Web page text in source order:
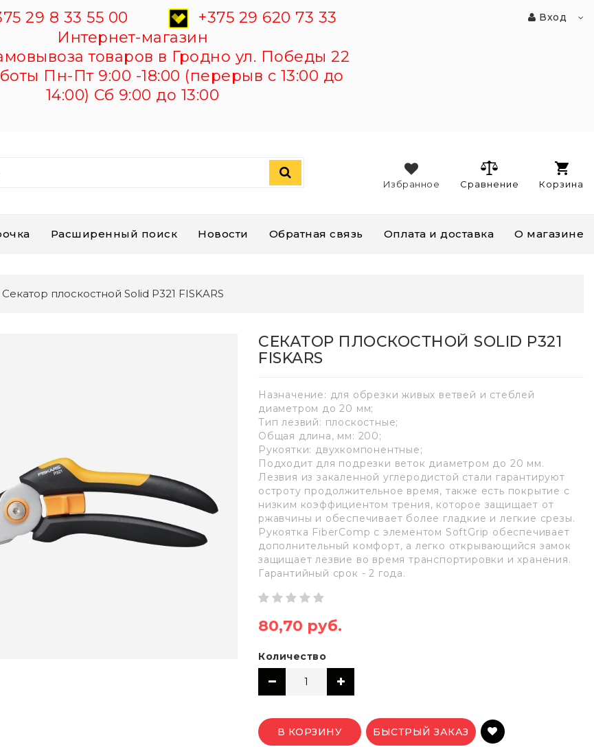
29 8 33 55 00
+375 29 620 73 33
Интернет-магазин
товаров в Гродно ул. Победы 22
Пн-Пт 9:00 -18:00 (перерыв с 13:00 до
14:00) Сб 9:00 до 13:00
Вход
Корзина
Сравнение
Избранное
Расширенный поиск Новости Обратная связь Оплата и доставка О магазине
Секатор плоскостной Solid P321 FISKARS
СЕКАТОР ПЛОСКОСТНОЙ SOLID P321
FISKARS
Назначение: для обрезки живых ветвей и стеблей
диаметром до 20 мм;
Тип лезвий: плоскостные;
Общая длина, мм: 200;
Рукоятки: двухкомпонентные;
Подходит для подрезки веток диаметром до 20 мм.
Лезвия из закаленной углеродистой стали гарантируют
остроту продолжительное время, также есть покрытие с
низким коэффициентом трения, которое защищает от
ржавчины и обеспечивает более гладкие и легкие срезы.
Рукоятка FiberComp с элементом SoftGrip обеспечивает
дополнительный комфорт, а легко открывающийся замок
защищает лезвие во время транспортировки и хранения.
Гарантийный срок - 2 года.
80,70 руб.
Количество
В КОРЗИНУ БЫСТРЫЙ ЗАКАЗ